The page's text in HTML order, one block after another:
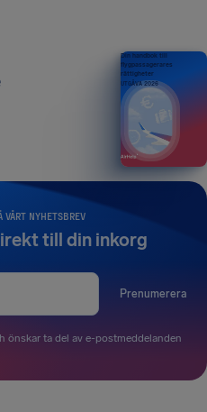
VÅRT NYHETSBREV
till din inkorg
Prenumerera
önskar ta del av e-postmeddelanden
Din handbok till
flygpassagerares
rättigheter
UTGÅVA 2026